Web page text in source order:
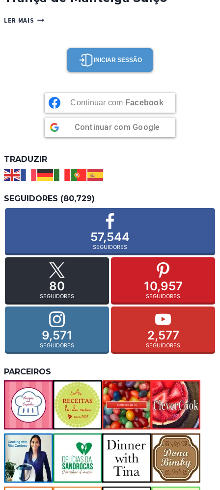
LER MAIS TRANÇA
INICIAR SESSÃO
Continuar com Facebook
Continuar com Google
TRADUZIR
SEGUIDORES (80,729)
57,544
SEGUIDORES
80
SEGUIDORES
10,957
SEGUIDORES
9,571
SEGUIDORES
2,577
SEGUIDORES
PARCEIROS